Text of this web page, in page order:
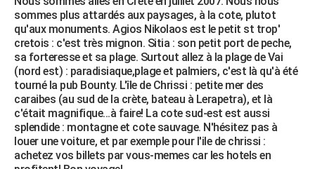
sommes plus attardés aux paysages, à la cote, plutot
qu'aux monuments. Agios Nikolaos est le petit st trop'
cretois : c'est très mignon. Sitia : son petit port de peche,
sa forteresse et sa plage. Surtout allez à la plage de Vai
(nord est) : paradisiaque,plage et palmiers, c'est là qu'à été
tourné la pub Bounty. L'île de Chrissi : petite mer des
caraibes (au sud de la crète, bateau à Lerapetra), et là
c'était magnifique...à faire! La cote sud-est est aussi
splendide : montagne et cote sauvage. N'hésitez pas à
louer une voiture, et par exemple pour l'ile de chrissi :
achetez vos billets par vous-memes car les hotels en